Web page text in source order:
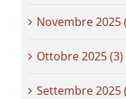
Novembre 2025
Ottobre 2025 (3)
Settembre 2025